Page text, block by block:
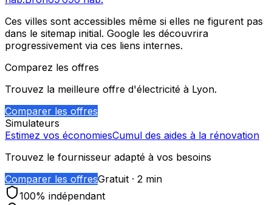
Ces villes sont accessibles même si elles ne figurent pas
dans le sitemap initial. Google les découvrira
progressivement via ces liens internes.
Comparez les offres
Trouvez la meilleure offre d'électricité à Lyon.
Comparer les offres
Simulateurs
Estimez vos économiesCumul des aides à la rénovation
Trouvez le fournisseur adapté à vos besoins
Comparer les offresGratuit · 2 min
100% indépendant